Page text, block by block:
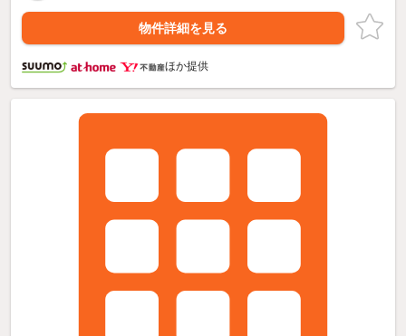
物件詳細を見る
ほか提供